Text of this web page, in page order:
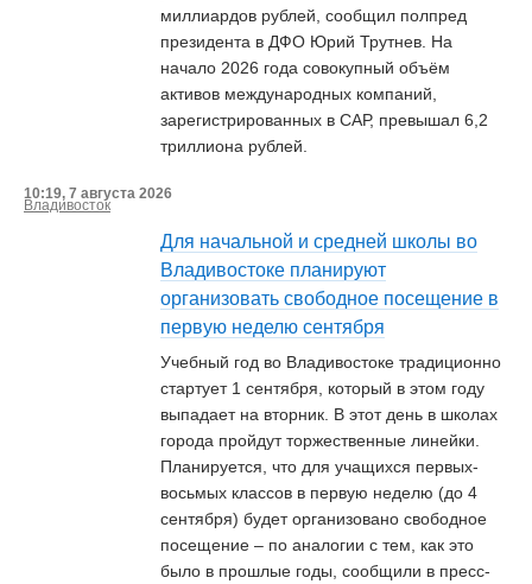
миллиардов рублей, сообщил полпред
президента в ДФО Юрий Трутнев. На
начало 2026 года совокупный объём
активов международных компаний,
зарегистрированных в САР, превышал 6,2
триллиона рублей.
10:19, 7 августа 2026
Владивосток
Для начальной и средней школы во
Владивостоке планируют
организовать свободное посещение в
первую неделю сентября
Учебный год во Владивостоке традиционно
стартует 1 сентября, который в этом году
выпадает на вторник. В этот день в школах
города пройдут торжественные линейки.
Планируется, что для учащихся первых-
восьмых классов в первую неделю (до 4
сентября) будет организовано свободное
посещение – по аналогии с тем, как это
было в прошлые годы, сообщили в пресс-